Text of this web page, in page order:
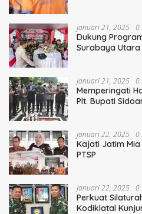
Januari 21, 2025 0
Dukung
Surabaya
Januari 21, 2025 0
Memperingati
Plt. Bupati
Januari 22, 2025 0
Kajati Jatim Mia
PTSP
Januari 22, 2025 0
Perkuat
Kodiklatal